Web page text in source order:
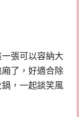
張可以容納大
了，好適合除
，一起談笑風